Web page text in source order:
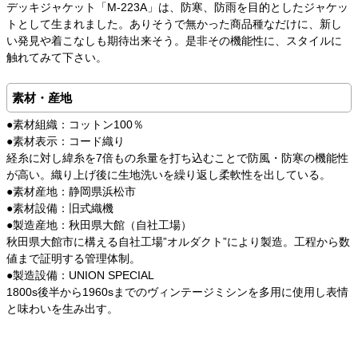
デッキジャケット「M-223A」は、防寒、防雨を目的としたジャケッ
トとして生まれました。ありそうで無かった商品種なだけに、新し
い発見や着こなしも期待出来そう。是非その機能性に、スタイルに
触れてみて下さい。
素材・産地
●素材組織：コットン100％
●素材表示：コード織り
経糸に対し緯糸を7倍もの糸量を打ち込むことで防風・防寒の機能性
が高い。織り上げ後に生地洗いを繰り返し柔軟性を出している。
●素材産地：静岡県浜松市
●素材設備：旧式織機
●製造産地：秋田県大館（自社工場）
秋田県大館市に構える自社工場”オルダクト”により製造。工程から数
値まで証明する管理体制。
●製造設備：UNION SPECIAL
1800s後半から1960sまでのヴィンテージミシンを多用に使用し表情
と味わいを生み出す。